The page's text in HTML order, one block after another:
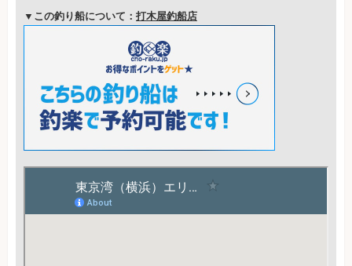
▼この釣り船について： 打木屋釣船店